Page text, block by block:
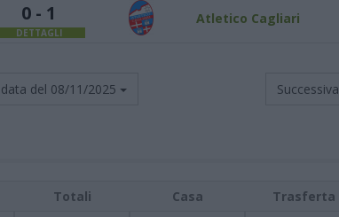
0 - 1
DETTAGLI
Atletico Cagliari
del 08/11/2025 Successiva
Totali Casa
Trasferta